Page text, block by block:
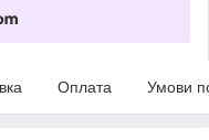
Оплата Умови